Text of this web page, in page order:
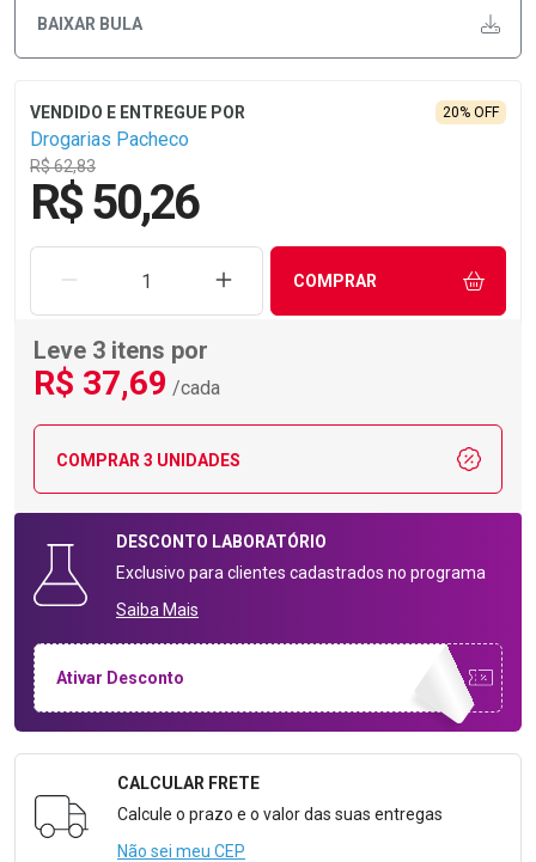
BAIXAR BULA
Drogarias Pacheco
R$ 62,83
20% OFF
R$ 50,26
REMOVER UMA UNIDADEAUMENTAR UMA UNIDADE
COMPRAR
Leve 3 itens por
R$ 37,69 /cada
COMPRAR 3 UNIDADES
DESCONTO LABORATÓRIO
Exclusivo para clientes cadastrados no programa
Saiba Mais
Ativar Desconto
Formulário para Calcular o Frete
CALCULAR FRETE
Calcule o prazo e o valor das suas entregas
Não sei meu CEP